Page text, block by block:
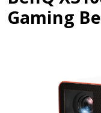
Gaming